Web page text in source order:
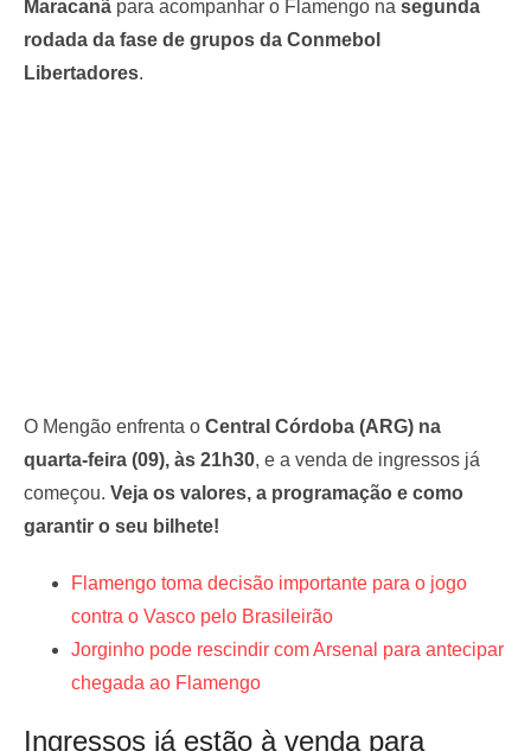
Maracanã para acompanhar o Flamengo na segunda
rodada da fase de grupos da Conmebol
Libertadores.
O Mengão enfrenta o Central Córdoba (ARG) na
quarta-feira (09), às 21h30, e a venda de ingressos já
começou. Veja os valores, a programação e como
garantir o seu bilhete!
Flamengo toma decisão importante para o jogo
contra o Vasco pelo Brasileirão
Jorginho pode rescindir com Arsenal para antecipar
chegada ao Flamengo
Ingressos já estão à venda para